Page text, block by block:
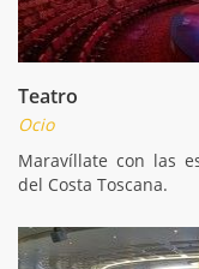
Teatro
Ocio
Maravíllate con las
del Costa Toscana.